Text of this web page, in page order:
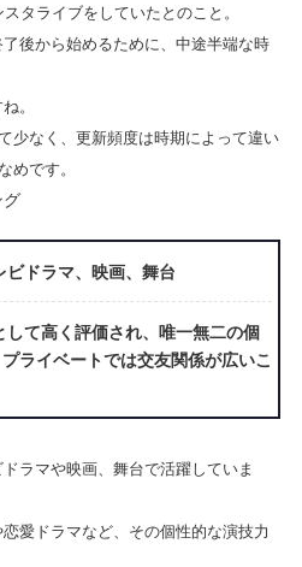
タライブをしていたとのこと。
後から始めるために、中途半端な時
。
少なく、更新頻度は時期によって違い
めです。
グ
ビドラマ、映画、舞台
して高く評価され、唯一無二の個
ライベートでは交友関係が広いこ
ラマや映画、舞台で活躍していま
愛ドラマなど、その個性的な演技力